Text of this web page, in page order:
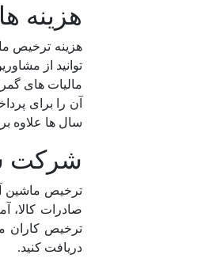
هزینه
هزینه ترخیص
توانید از
مالیات های
آن را برای
سال ها علاوه
شرکت
صادرات
ترخیص کاران
دریافت کنید.